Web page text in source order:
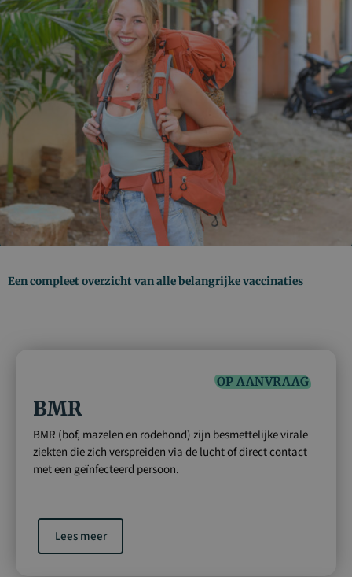
Een compleet overzicht van alle belangrijke vaccinaties
OP AANVRAAG
BMR
BMR (bof, mazelen en rodehond) zijn besmettelijke virale
ziekten die zich verspreiden via de lucht of direct contact
met een geïnfecteerd persoon.
Lees meer